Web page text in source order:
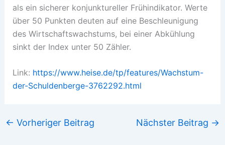
als ein sicherer konjunktureller Frühindikator. Werte
über 50 Punkten deuten auf eine Beschleunigung
des Wirtschaftswachstums, bei einer Abkühlung
sinkt der Index unter 50 Zähler.
Link: https://www.heise.de/tp/features/Wachstum-
der-Schuldenberge-3762292.html
← Vorheriger Beitrag Nächster Beitrag →